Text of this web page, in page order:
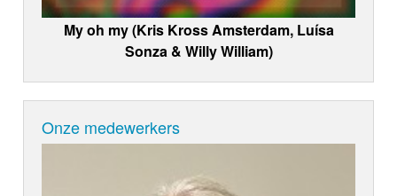
My oh my (Kris Kross Amsterdam, Luísa
Sonza & Willy William)
Onze medewerkers